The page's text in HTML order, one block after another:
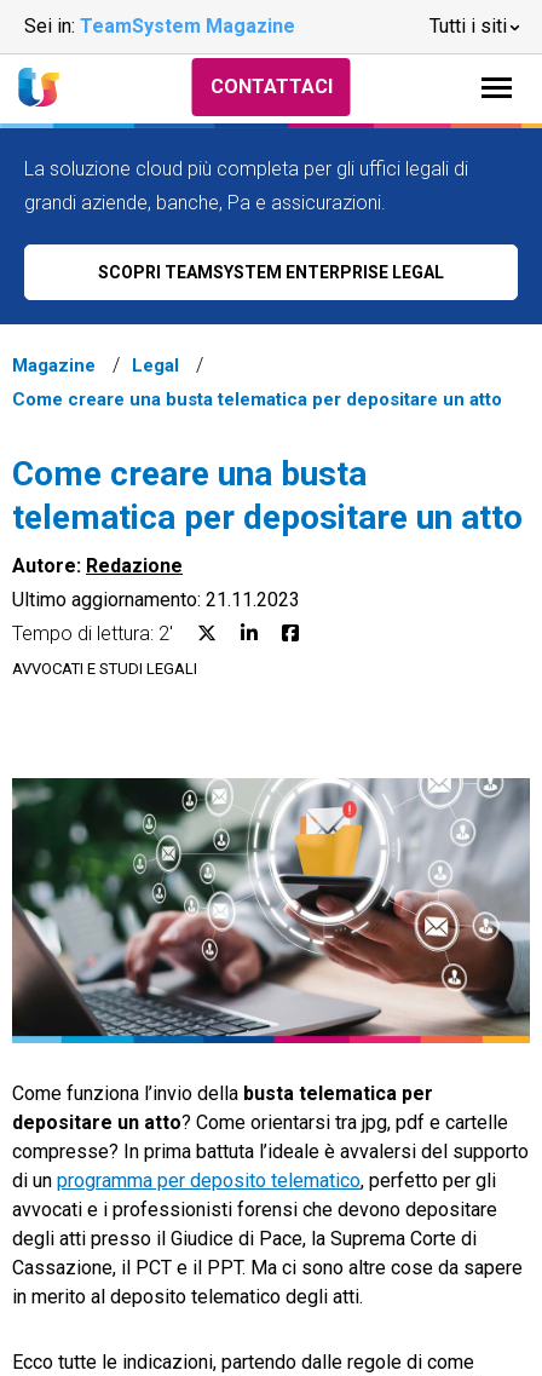
Sei in: TeamSystem Magazine Tutti i siti
Email Marketing
Fatturazione
Financial Solutions
HR
Trust Services
TeamSystem Corporate
TeamSystem Store
CONTATTACI
La soluzione cloud più completa per gli uffici legali di
grandi aziende, banche, Pa e assicurazioni.
SCOPRI TEAMSYSTEM ENTERPRISE LEGAL
Magazine
Legal
Come creare una busta telematica per depositare un atto
Come creare una busta
telematica per depositare un atto
Autore: Redazione
Ultimo aggiornamento: 21.11.2023
Tempo di lettura: 2'
AVVOCATI E STUDI LEGALI
Come funziona l’invio della busta telematica per
depositare un atto? Come orientarsi tra jpg, pdf e cartelle
compresse? In prima battuta l’ideale è avvalersi del supporto
di un programma per deposito telematico, perfetto per gli
avvocati e i professionisti forensi che devono depositare
degli atti presso il Giudice di Pace, la Suprema Corte di
Cassazione, il PCT e il PPT. Ma ci sono altre cose da sapere
in merito al deposito telematico degli atti.
Ecco tutte le indicazioni, partendo dalle regole di come